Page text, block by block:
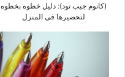
(کانوم جیب تود): دلیل خطوه بخطوه
لتحضیرها فی المنزل